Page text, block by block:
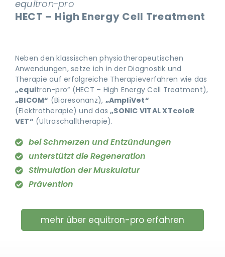
equitron-pro
Neben den klassischen physiotherapeutischen
Anwendungen, setze ich in der Diagnostik und
Therapie auf erfolgreiche Therapieverfahren wie das
„equi
tron-pro“ (HECT – High Energy Cell Treatment),
„BICOM“
(Bioresonanz), „AmpliVet“
(Elektrotherapie) und das
VET“ (Ultraschalltherapie).
bei Schmerzen und Entzündungen
unterstützt die Regeneration
Stimulation der Muskulatur